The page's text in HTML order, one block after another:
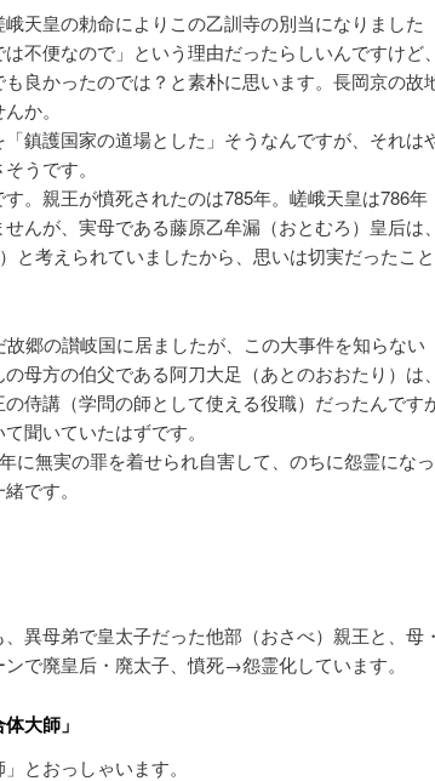
天皇の勅命によりこの乙訓寺の別当になりました
不便なので」という理由だったらしいんですけど、
良かったのでは？と素朴に思います。長岡京の故
か。
鎮護国家の道場とした」そうなんですが、それは
うです。
。親王が憤死されたのは785年。嵯峨天皇は786年
んが、実母である藤原乙牟漏（おとむろ）皇后は、
と考えられていましたから、思いは切実だったこと
郷の讃岐国に居ましたが、この大事件を知らない
母方の伯父である阿刀大足（あとのおおたり）は、
侍講（学問の師として使える役職）だったんです
聞いていたはずです。
に無実の罪を着せられ自害して、のちに怨霊になっ
です。
異母弟で皇太子だった他部（おさべ）親王と、母・
で廃皇后・廃太子、憤死→怨霊化しています。
大師」
とおっしゃいます。